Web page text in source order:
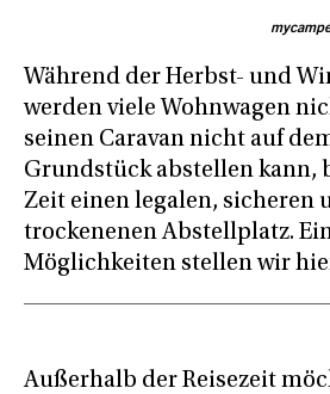
Während der Herbst- und
werden viele Wohnwagen
seinen Caravan nicht auf
Grundstück abstellen kann,
Zeit einen legalen, sicheren
trockenenen Abstellplatz.
Möglichkeiten stellen wir
Außerhalb der Reisezeit